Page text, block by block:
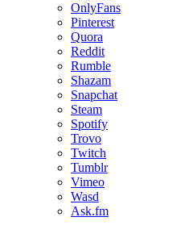
OnlyFans
Pinterest
Quora
Reddit
Rumble
Shazam
Snapchat
Steam
Spotify
Trovo
Twitch
Tumblr
Vimeo
Wasd
Ask.fm